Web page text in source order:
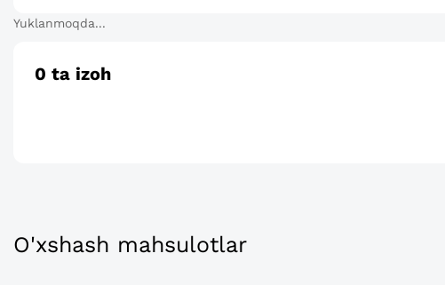
Yuklanmoqda...
0 ta izoh
O'xshash mahsulotlar